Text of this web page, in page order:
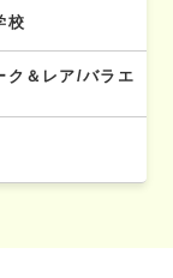
校
ク＆レア/バラエ